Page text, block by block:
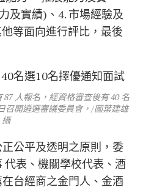
及實績)、4. 市場經驗及
等面向進行評比，最後
人報名，經資格審查後有 40 名
召開遴選審議委員會，/圖葉建雄
攝
公平及透明之原則，委
代表、機關學校代表、酒
台經商之金門人、金酒